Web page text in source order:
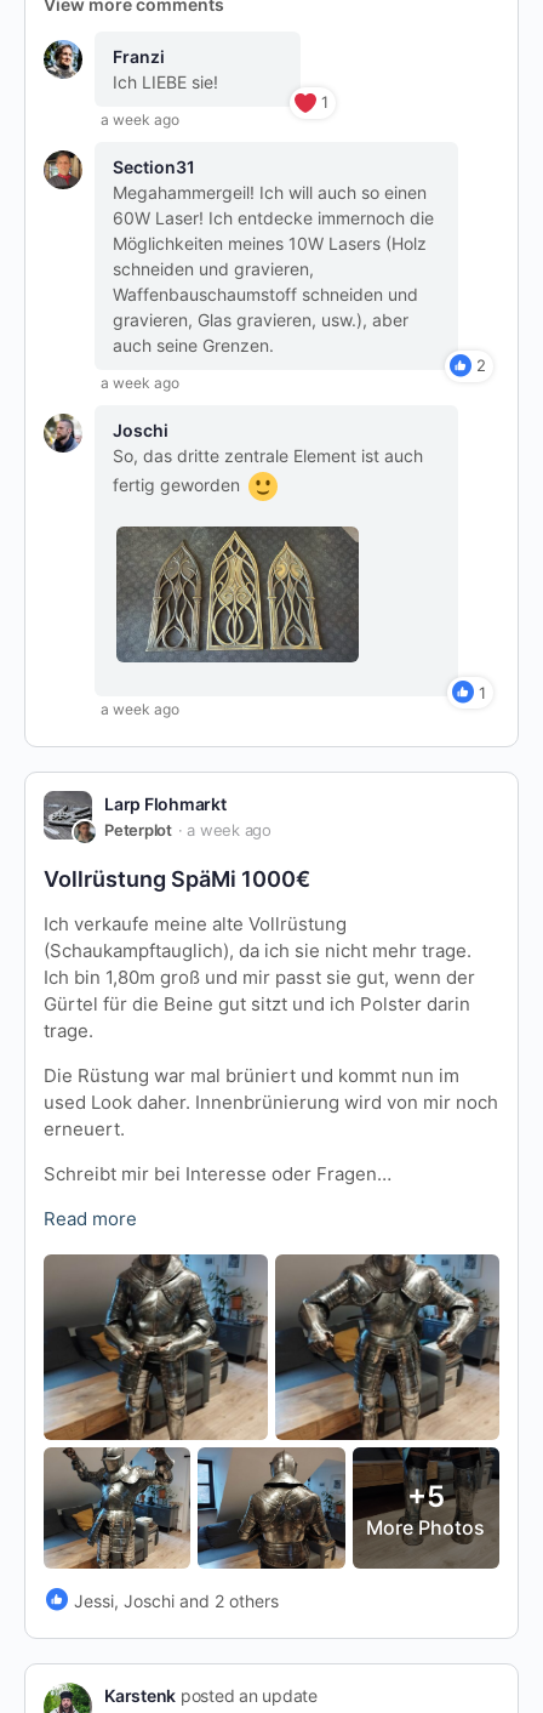
Franzi
Ich LIEBE sie!
1
a week ago
Section31
Megahammergeil! Ich will auch so einen
60W Laser! Ich entdecke immernoch die
Möglichkeiten meines 10W Lasers (Holz
schneiden und gravieren,
Waffenbauschaumstoff schneiden und
gravieren, Glas gravieren, usw.), aber
auch seine Grenzen.
2
a week ago
Joschi
So, das dritte zentrale Element ist auch
fertig geworden
1
a week ago
Larp Flohmarkt
Peterplot a week ago
Vollrüstung SpäMi 1000€
Ich verkaufe meine alte Vollrüstung
(Schaukampftauglich), da ich sie nicht mehr trage.
Ich bin 1,80m groß und mir passt sie gut, wenn der
Gürtel für die Beine gut sitzt und ich Polster darin
trage.
Die Rüstung war mal brüniert und kommt nun im
used Look daher. Innenbrünierung wird von mir noch
erneuert.
Schreibt mir bei Interesse oder Fragen…
Read more
+5
More Photos
Jessi, Joschi and 2 others
Karstenk posted an update